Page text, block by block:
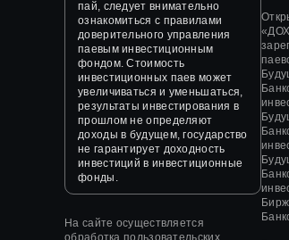
пай, следует внимательно
ознакомиться с правилами
доверительного управления
паевым инвестиционным
фондом. Стоимость
инвестиционных паев может
увеличиваться и уменьшаться,
результаты инвестирования в
прошлом не определяют
доходы в будущем, государство
не гарантирует доходность
инвестиций в инвестиционные
фонды.
На сайте осуществляется